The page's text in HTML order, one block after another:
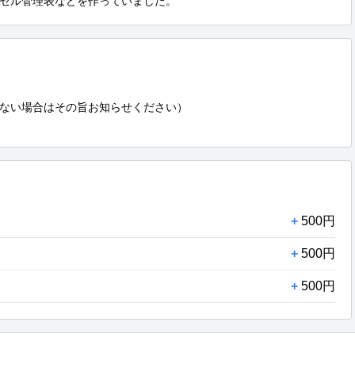
い場合はその旨お知らせください）
+ 500円
+ 500円
+ 500円